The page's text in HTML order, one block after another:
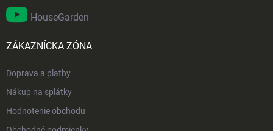
HouseGarden
ZÁKAZNÍCKA ZÓNA
Doprava a platby
Nákup na splátky
Hodnotenie obchodu